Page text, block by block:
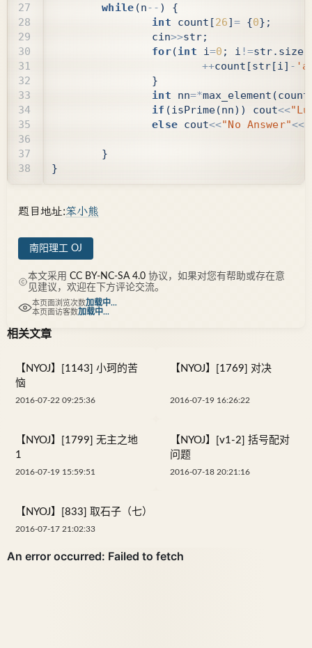
34
while (n-- )
{
int
count [26]= {0};
cin>>str;
for(int i=0 ; i !=str. size
++count [str[i] -
}
int
nn=*max_element (count
if (isPrime(nn)) cout<<
else cout<<"No Answer"<<
}
}
题目地址:笨小熊
南阳理工 OJ
本文采用 CC BY-NC-SA 4.0协议，如果对您有帮助或存在意
见建议，欢迎在下方评论交流。
本页面浏览次数加载中...
本页面访客数加载中...
相关文章
【NYOJ】[1143] 小珂的苦
恼
2016-07-22 09:25:36
【NYOJ】[1769] 对决
2016-07-19 16:26:22
【NYOJ】[1799] 无主之地
1
2016-07-19 15:59:51
【NYOJ】[v1-2] 括号配对
问题
2016-07-18 20:21:16
【NYOJ】[833] 取石子（七）
2016-07-17 21:02:33